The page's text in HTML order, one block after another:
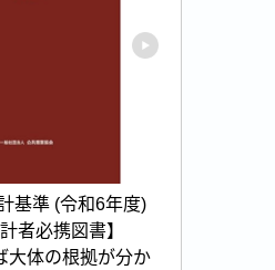
基準 (令和6年度)
者必携図書】
大体の根拠が分か